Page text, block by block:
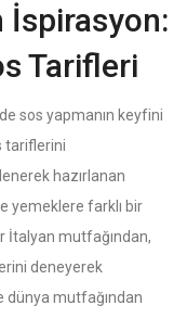
İspirasyon:
Tarifleri
sos yapmanın keyfini
tariflerini
hazırlanan
yemeklere farklı bir
İtalyan mutfağından,
deneyerek
dünya mutfağından